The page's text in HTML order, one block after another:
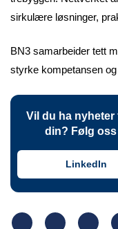
sirkulære løsninger,
BN3 samarbeider tett
styrke kompetansen
Vil du ha nyheter
din? Følg
LinkedIn